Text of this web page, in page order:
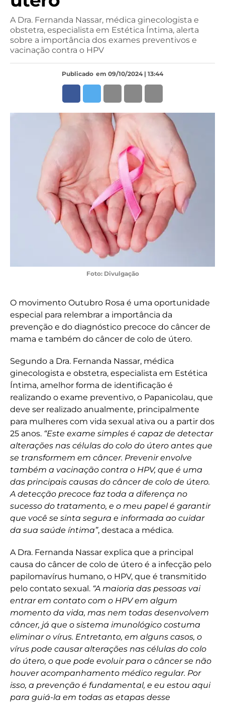
A Dra. Fernanda Nassar, médica ginecologista e
obstetra, especialista em Estética Íntima, alerta
sobre a importância dos exames preventivos e
vacinação contra o HPV
Publicado em 09/10/2024 | 13:44
Foto: Divulgação
O movimento Outubro Rosa é uma oportunidade
especial para relembrar a importância da
prevenção e do diagnóstico precoce do câncer de
mama e também do câncer de colo de útero.
Segundo a Dra. Fernanda Nassar, médica
ginecologista e obstetra, especialista em Estética
Íntima, amelhor forma de identificação é
realizando o exame preventivo, o Papanicolau, que
deve ser realizado anualmente, principalmente
para mulheres com vida sexual ativa ou a partir dos
25 anos. “Este exame simples é capaz de detectar
alterações nas células do colo do útero antes que
se transformem em câncer. Prevenir envolve
também a vacinação contra o HPV, que é uma
das principais causas do câncer de colo de útero.
A detecção precoce faz toda a diferença no
sucesso do tratamento, e o meu papel é garantir
que você se sinta segura e informada ao cuidar
da sua saúde íntima”, destaca a médica.
A Dra. Fernanda Nassar explica que a principal
causa do câncer de colo de útero é a infecção pelo
papilomavírus humano, o HPV, que é transmitido
pelo contato sexual. “A maioria das pessoas vai
entrar em contato com o HPV em algum
momento da vida, mas nem todas desenvolvem
câncer, já que o sistema imunológico costuma
eliminar o vírus. Entretanto, em alguns casos, o
vírus pode causar alterações nas células do colo
do útero, o que pode evoluir para o câncer se não
houver acompanhamento médico regular. Por
isso, a prevenção é fundamental, e eu estou aqui
para guiá-la em todas as etapas desse